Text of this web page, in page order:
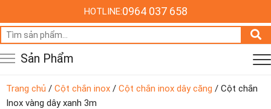
HOTLINE:0964 037 658
Tìm
kiếm:
Sản Phẩm
Trang chủ / Cột chắn inox / Cột chắn inox dây căng / Cột chắn
Inox vàng dây xanh 3m